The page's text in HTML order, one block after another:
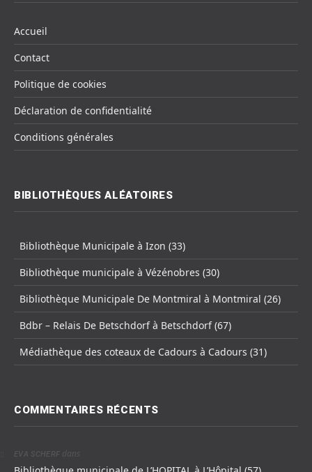
Accueil
Contact
Politique de cookies
Déclaration de confidentialité
Conditions générales
BIBLIOTHÈQUES ALÉATOIRES
Bibliothèque Municipale à Izon (33)
Bibliothèque municipale à Vézénobres (30)
Bibliothèque Municipale De Montmiral à Montmiral (26)
Bdbr – Relais De Betschdorf à Betschdorf (67)
Médiathèque des coteaux de Cadours à Cadours (31)
COMMENTAIRES RÉCENTS
EVA SCHERF dans